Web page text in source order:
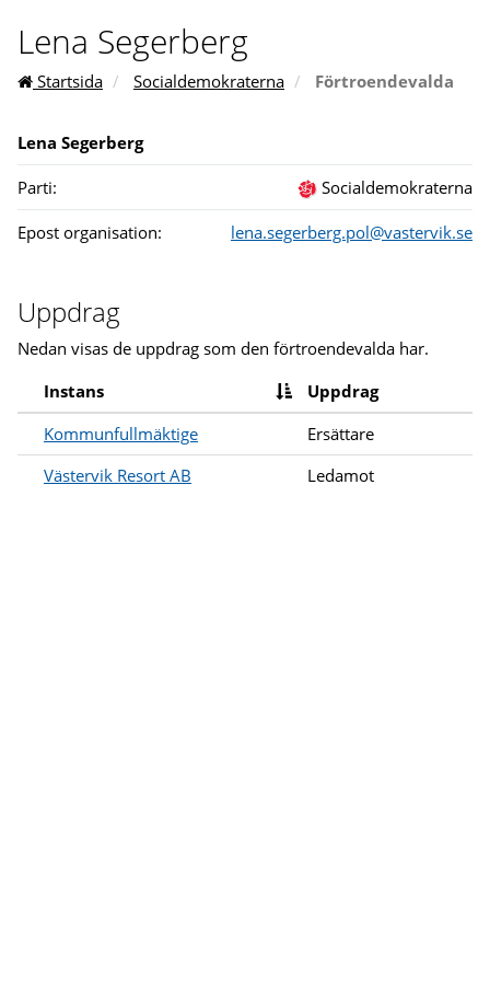
Lena Segerberg
Startsida Socialdemokraterna Förtroendevalda
Lena Segerberg
Socialdemokraterna
Parti:
lena.segerberg.pol@vastervik.se
Epost organisation:
Uppdrag
Nedan visas de uppdrag som den förtroendevalda har.
Instans
Uppdrag
Kommunfullmäktige
Ersättare
Västervik Resort AB
Ledamot